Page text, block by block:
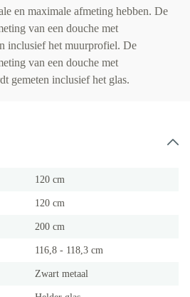
en maximale afmeting hebben. De
van een douche met
inclusief het muurprofiel. De
van een douche met
gemeten inclusief het glas.
120 cm
120 cm
200 cm
116,8 - 118,3 cm
Zwart metaal